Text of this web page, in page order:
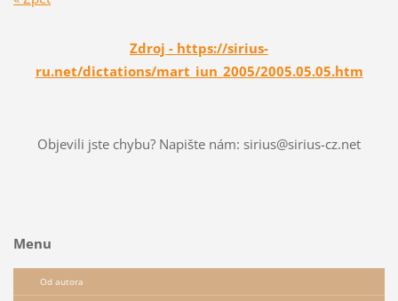
Zdroj - https://sirius-
ru.net/dictations/mart_iun_2005/2005.05.05.htm
Objevili jste chybu? Napište nám: sirius@sirius-cz.net
Menu
Od autora